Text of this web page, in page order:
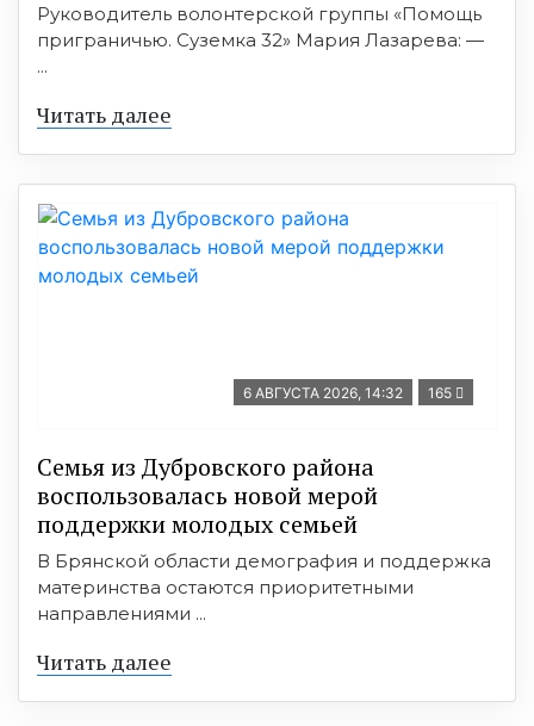
Руководитель волонтерской группы «Помощь
приграничью. Суземка 32» Мария Лазарева: —
...
Читать далее
6 АВГУСТА 2026, 14:32 165
Семья из Дубровского района
воспользовалась новой мерой
поддержки молодых семьей
В Брянской области демография и поддержка
материнства остаются приоритетными
направлениями ...
Читать далее